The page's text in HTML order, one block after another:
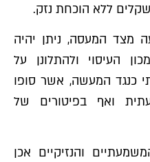
מצד המעסה, ניתן יהיה
העיסוי ולהתלונן על
כנגד המעשה, אשר סופו
ואף בפיטורים של
והנזיקיים אכן